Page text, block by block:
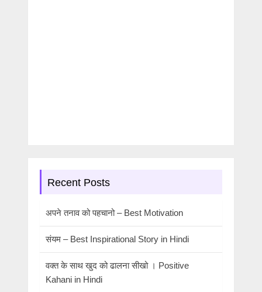
Recent Posts
अपने तनाव को पहचानो – Best Motivation
संयम – Best Inspirational Story in Hindi
वक्त के साथ खुद को ढालना सीखो । Positive
Kahani in Hindi